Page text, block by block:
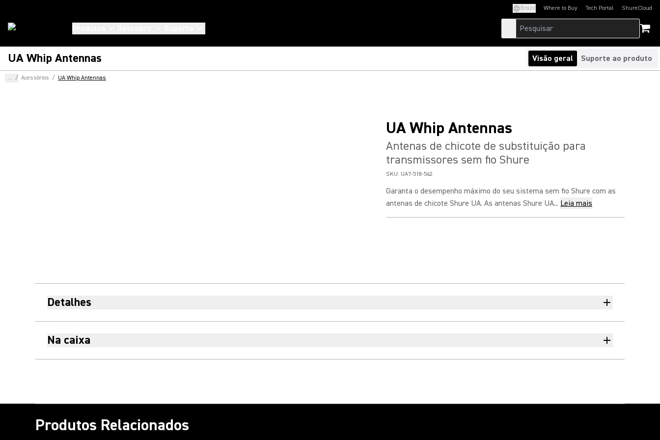
Brazil Where to Buy Tech Portal
(Opens in a new tab)ShureCloud
(Opens in a new
UA Whip Antennas Visão geral Suporte ao produto
... / Acessórios / UA Whip Antennas
UA Whip Antennas
Antenas de chicote de substituição para
transmissores sem fio Shure
SKU: UA7-518-542
Garanta o desempenho máximo do seu sistema sem fio Shure com as
antenas de chicote Shure UA. As antenas Shure UA... Leia mais
Detalhes
Na caixa
Produtos Relacionados